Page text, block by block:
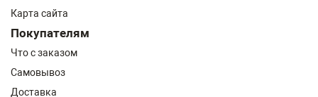
Карта сайта
Покупателям
Что с заказом
Самовывоз
Доставка